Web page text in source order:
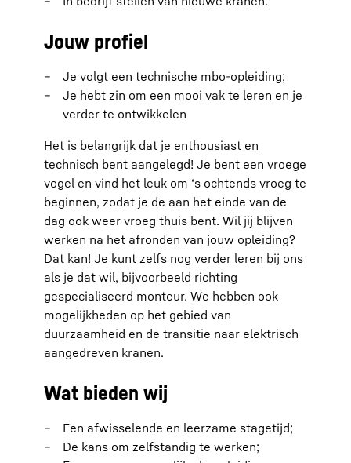
Jouw profiel
Je volgt een technische mbo-opleiding;
Je hebt zin om een mooi vak te leren en je
verder te ontwikkelen
Het is belangrijk dat je enthousiast en
technisch bent aangelegd! Je bent een vroege
vogel en vind het leuk om ‘s ochtends vroeg te
beginnen, zodat je de aan het einde van de
dag ook weer vroeg thuis bent. Wil jij blijven
werken na het afronden van jouw opleiding?
Dat kan! Je kunt zelfs nog verder leren bij ons
als je dat wil, bijvoorbeeld richting
gespecialiseerd monteur. We hebben ook
mogelijkheden op het gebied van
duurzaamheid en de transitie naar elektrisch
aangedreven kranen.
Wat bieden wij
Een afwisselende en leerzame stagetijd;
De kans om zelfstandig te werken;